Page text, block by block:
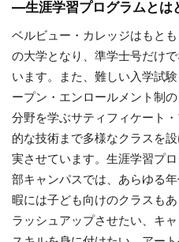
―生涯学習プログラムとは
ベルビュー・カレッジはもと
の大学となり、準学士号だけ
います。また、難しい入学試
ープン・エンロールメント制
分野を学ぶサティフィケート
的な技術まで多様なクラスを
実させています。生涯学習プ
部キャンパスでは、あらゆる
暇には子ども向けのクラスも
ラッシュアップさせたい、キ